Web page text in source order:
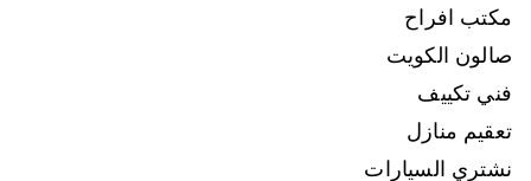
مكتب افراح
صالون الكويت
فني تكييف
تعقيم منازل
نشتري السيارات